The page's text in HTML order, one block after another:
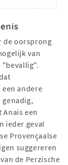
de oorsprong
van
"bevallig".
andere
genadig,
een
ieder geval
Provençaalse
suggereren
de Perzische